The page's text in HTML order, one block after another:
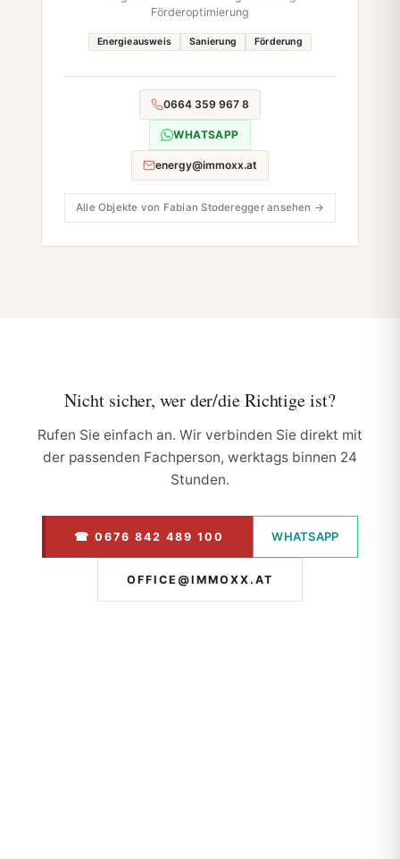
Förderoptimierung
Energieausweis Sanierung Förderung
0664 359 967 8
WHATSAPP
energy@immoxx.at
Alle Objekte von Fabian Stoderegger ansehen →
Nicht sicher,wer der/die Richtige ist?
Rufen Sie einfach an. Wir verbinden Sie direkt mit
der passenden Fachperson, werktags binnen 24
Stunden.
☎ 0676 842 489 100 WHATSAPP
OFFICE@IMMOXX.AT